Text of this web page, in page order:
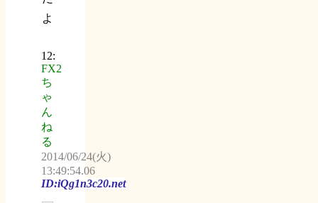
よ
12:
FX2
ち
ゃ
ん
ね
る
2014/06/24(火)
13:49:54.06
ID:iQg1n3c20.net